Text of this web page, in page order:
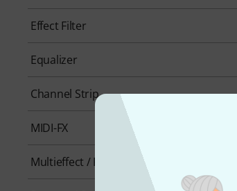
Effect Filter
Equalizer
Channel Strip
MIDI-FX
Multieffect / Plugin-Host